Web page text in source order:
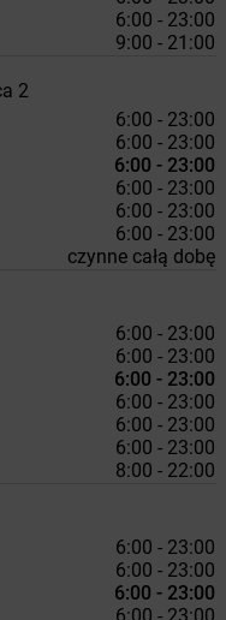
6:00 - 23:00
9:00 - 21:00
2
6:00 - 23:00
6:00 - 23:00
6:00 - 23:00
6:00 - 23:00
6:00 - 23:00
6:00 - 23:00
czynne całą dobę
6:00 - 23:00
6:00 - 23:00
6:00 - 23:00
6:00 - 23:00
6:00 - 23:00
6:00 - 23:00
8:00 - 22:00
6:00 - 23:00
6:00 - 23:00
6:00 - 23:00